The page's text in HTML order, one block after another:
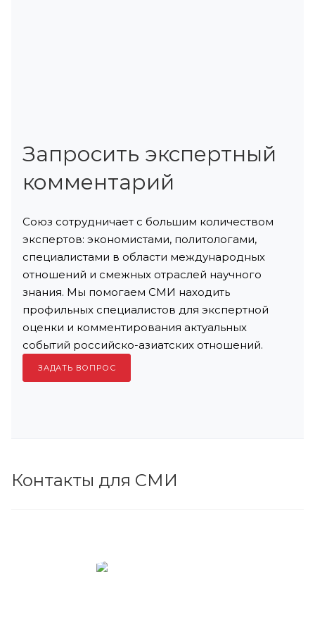
Запросить экспертный
комментарий
Союз сотрудничает с большим количеством
экспертов: экономистами, политологами,
специалистами в области международных
отношений и смежных отраслей научного
знания. Мы помогаем СМИ находить
профильных специалистов для экспертной
оценки и комментирования актуальных
событий российско-азиатских отношений.
ЗАДАТЬ ВОПРОС
Контакты для СМИ